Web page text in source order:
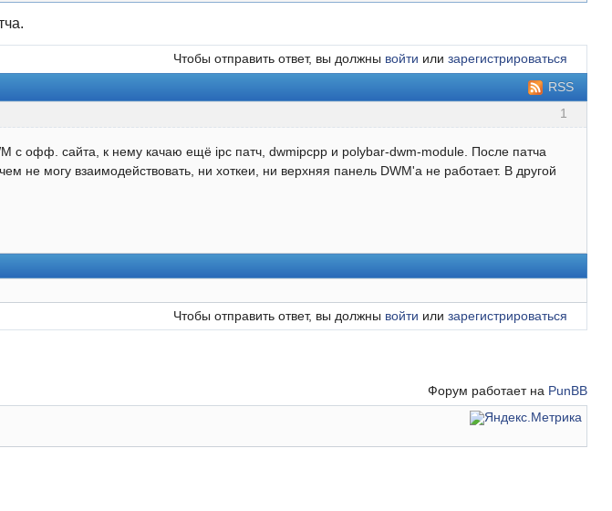
Чтобы отправить ответ, вы должны войти илизарегистрироваться
RSS
1
с офф. сайта, к нему качаю ещё ipc патч, dwmipcpp и polybar-dwm-module. После патча
не могу взаимодействовать, ни хоткеи, ни верхняя панель DWM'а не работает. В другой
Чтобы отправить ответ, вы должны войти илизарегистрироваться
Форум работает на PunBB